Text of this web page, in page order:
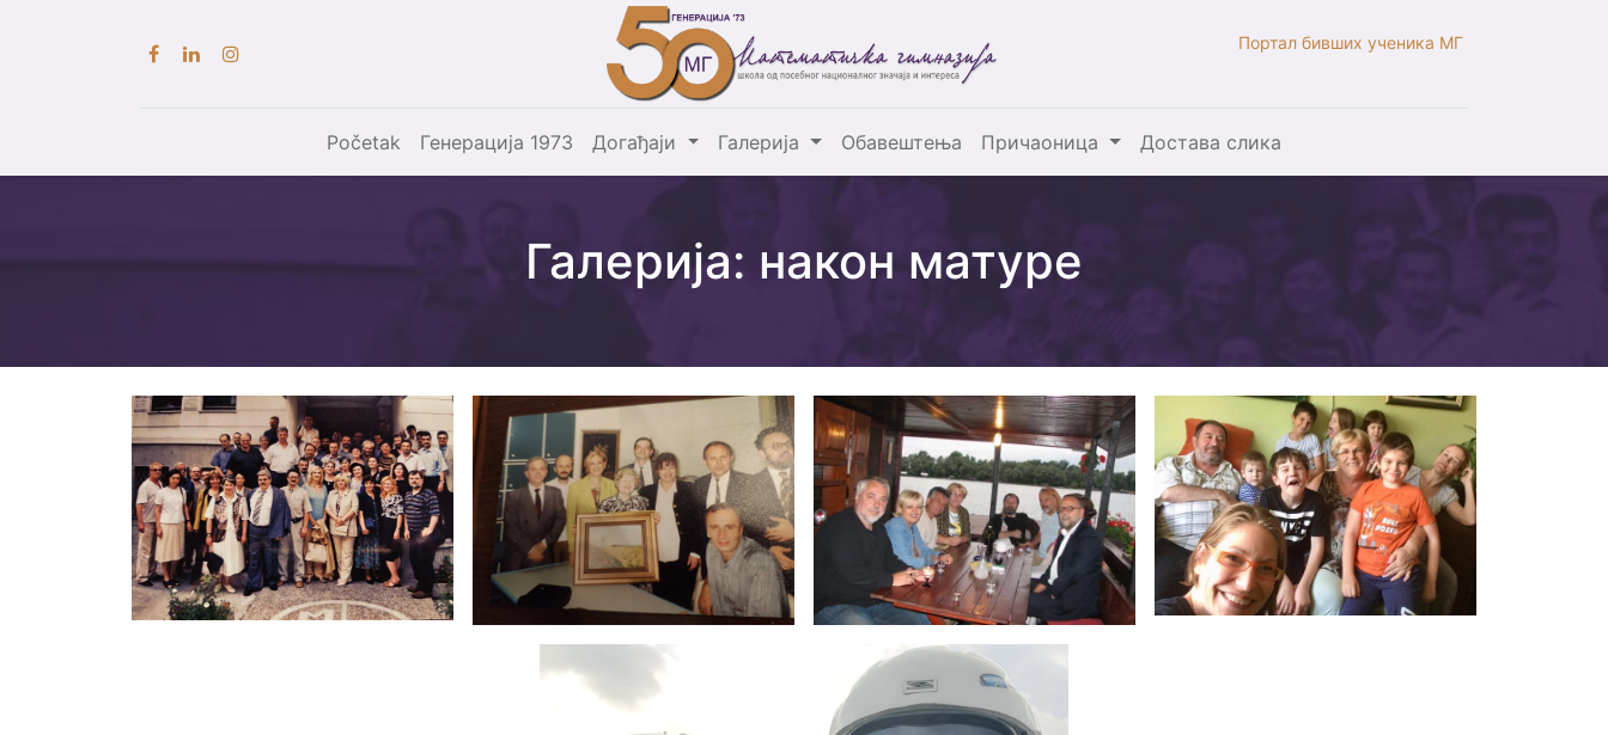
Портал бивших ученика МГ
Početak Генерација 1973 Догађаји Галерија Обавештења Причаоница Достава слика
Галерија: након матуре